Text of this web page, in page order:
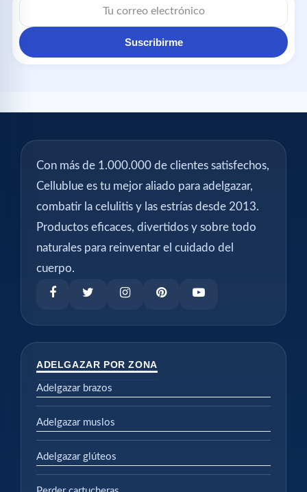
Suscribirme
Con más de 1.000.000 de clientes satisfechos,
Cellublue es tu mejor aliado para adelgazar,
combatir la celulitis y las estrías desde 2013.
Productos eficaces, divertidos y sobre todo
naturales para reinventar el cuidado del
cuerpo.
ADELGAZAR POR ZONA
Adelgazar brazos
Adelgazar muslos
Adelgazar glúteos